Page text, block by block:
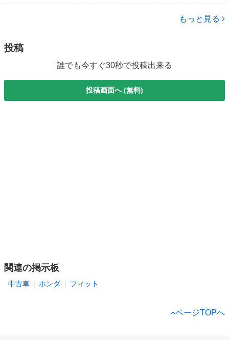
名： ホンダ ■ 車種名： ライフ ■ グレード名： Ｃターボ Ｅ
ＴＣ エアロ カーナビ ■ 排気量： 660cc ■ ドア枚数： 5D ■
もっと見る
投稿
誰でも今すぐ30秒で投稿出来る
投稿画面へ (無料)
関連の掲示板
中古車 ホンダ フィット
ページTOPへ